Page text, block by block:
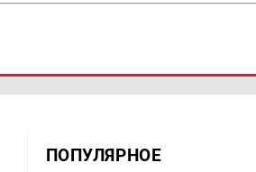
ПОПУЛЯРНОЕ